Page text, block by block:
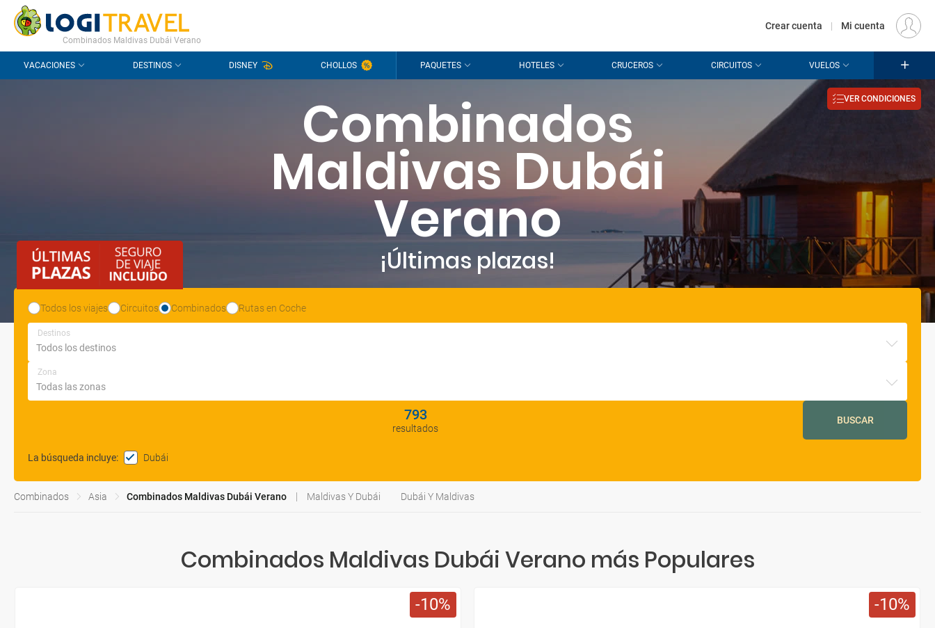
CONTACTO PREGUNTAS FRECUENTES EUR
Combinados Maldivas Dubái Verano
Crear cuenta | Mi cuenta
VACACIONES DESTINOS DISNEY CHOLLOS PAQUETES HOTELES CRUCEROS CIRCUITOS VUELOS
Combinados
Maldivas Dubái
Verano
¡Últimas plazas!
VER CONDICIONES
Todos los viajes Circuitos Combinados Rutas en Coche
Destinos
Zona
793
resultados
BUSCAR
La búsqueda incluye: Dubái
Combinados Asia Combinados Maldivas Dubái Verano Maldivas Y Dubái Dubái Y Maldivas
Combinados Maldivas Dubái Verano más Populares
10 10